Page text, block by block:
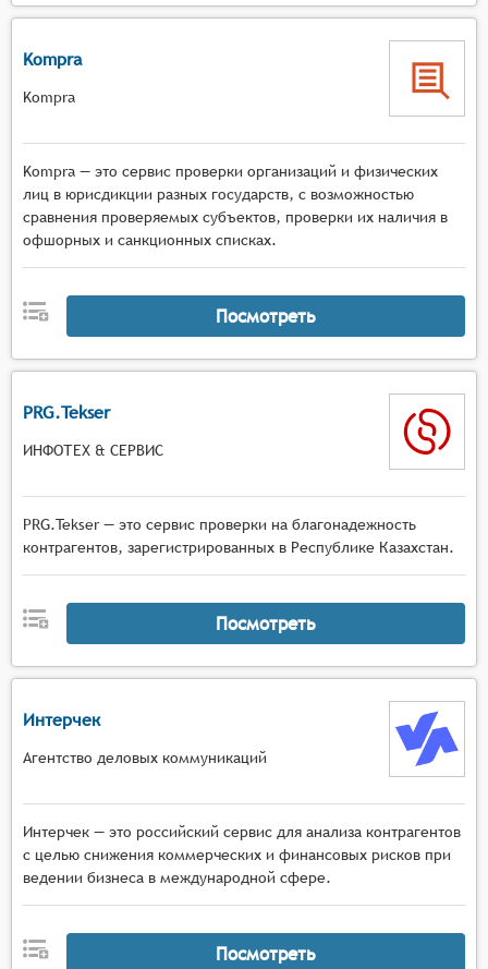
Kompra
Kompra
Kompra — это сервис проверки организаций и физических
лиц в юрисдикции разных государств, с возможностью
сравнения проверяемых субъектов, проверки их наличия в
офшорных и санкционных списках.
Посмотреть
PRG.Tekser
ИНФОТЕХ & СЕРВИС
PRG.Tekser — это сервис проверки на благонадежность
контрагентов, зарегистрированных в Республике Казахстан.
Посмотреть
Интерчек
Агентство деловых коммуникаций
Интерчек — это российский сервис для анализа контрагентов
с целью снижения коммерческих и финансовых рисков при
ведении бизнеса в международной сфере.
Посмотреть